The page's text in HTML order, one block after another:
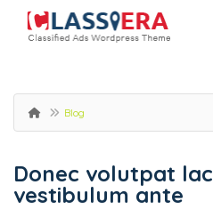
Blog
Donec volutpat
vestibulum ante